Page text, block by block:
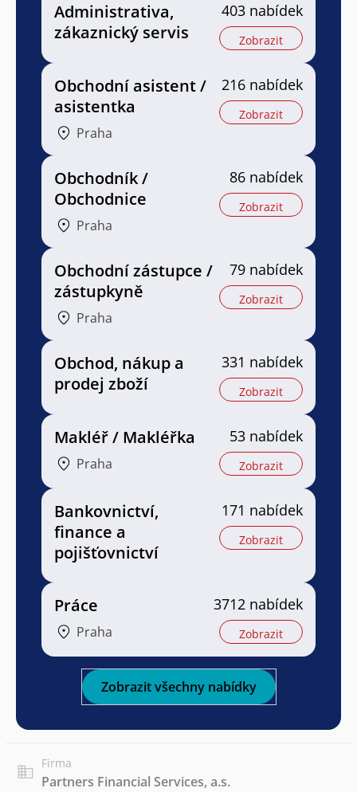
Administrativa,
zákaznický servis
403 nabídek
Zobrazit
Obchodní asistent /
asistentka
Praha
216 nabídek
Zobrazit
Obchodník /
Obchodnice
Praha
86 nabídek
Zobrazit
Obchodní zástupce /
zástupkyně
Praha
79 nabídek
Zobrazit
Obchod, nákup a
prodej zboží
331 nabídek
Zobrazit
Makléř / Makléřka
Praha
53 nabídek
Zobrazit
Bankovnictví,
finance a
pojišťovnictví
171 nabídek
Zobrazit
Práce
Praha
3712 nabídek
Zobrazit
Zobrazit všechny nabídky
Firma
Partners Financial Services, a.s.